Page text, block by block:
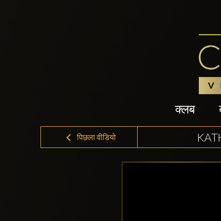
क्लब
पिछला वीडियो